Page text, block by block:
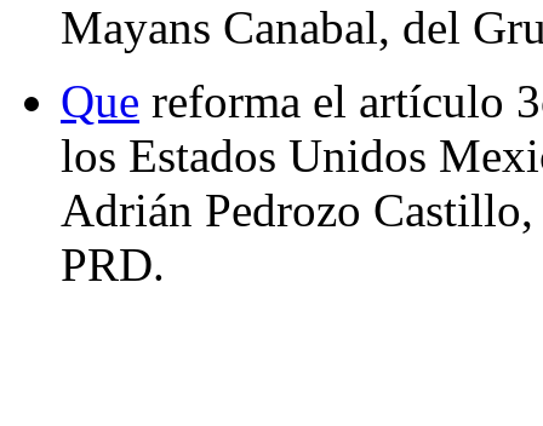
Mayans Canabal, del
Que reforma el artículo
los Estados Unidos
Adrián Pedrozo
PRD.